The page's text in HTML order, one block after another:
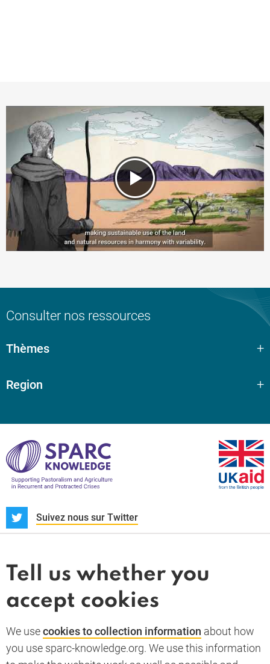
Consulter nos ressources
Thèmes
Region
Suivez nous sur Twitter
Actualités et dossiers
Whistleblower
Termes et conditions
Politique de confidentialité
Politique des cookies
Accessibility statement
Tell us whether you
accept cookies
We usecookies to collection information about how
you use sparc-knowledge.org. We use this information